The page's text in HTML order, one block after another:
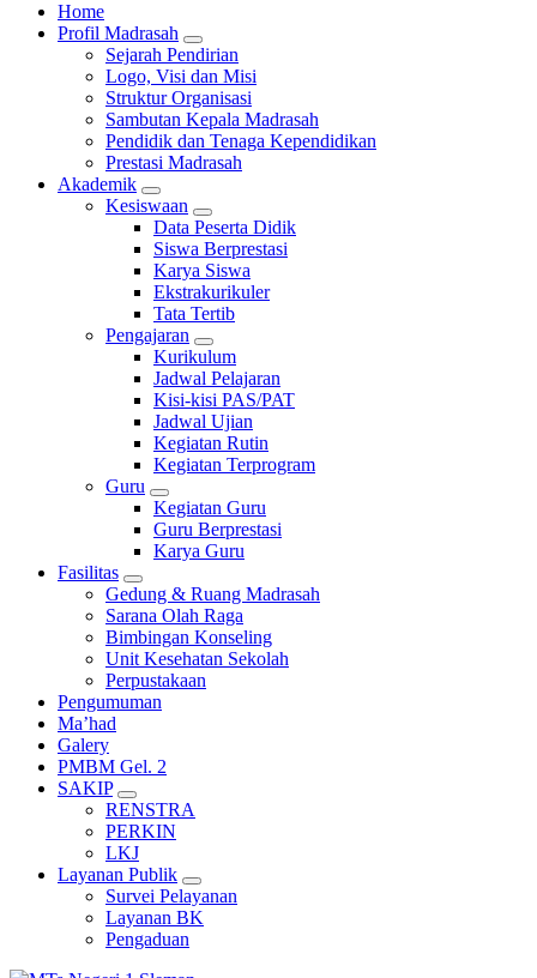
Home
Profil Madrasah
Sejarah Pendirian
Logo, Visi dan Misi
Struktur Organisasi
Sambutan Kepala Madrasah
Pendidik dan Tenaga Kependidikan
Prestasi Madrasah
Akademik
Kesiswaan
Data Peserta Didik
Siswa Berprestasi
Karya Siswa
Ekstrakurikuler
Tata Tertib
Pengajaran
Kurikulum
Jadwal Pelajaran
Kisi-kisi PAS/PAT
Jadwal Ujian
Kegiatan Rutin
Kegiatan Terprogram
Guru
Kegiatan Guru
Guru Berprestasi
Karya Guru
Fasilitas
Gedung & Ruang Madrasah
Sarana Olah Raga
Bimbingan Konseling
Unit Kesehatan Sekolah
Perpustakaan
Pengumuman
Ma’had
Galery
PMBM Gel. 2
SAKIP
RENSTRA
PERKIN
LKJ
Layanan Publik
Survei Pelayanan
Layanan BK
Pengaduan